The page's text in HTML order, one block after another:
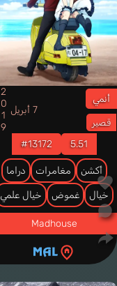
أنمي
قصير
7 أبريل 2019
5.51
#13172
أكشن مغامرات دراما
خيال غموض خيال علمي
Madhouse